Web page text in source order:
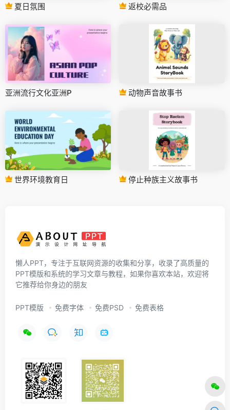
夏日氛围 返校必需品
亚洲流行文化亚洲P 动物声音故事书
世界环境教育日 停止种族主义故事书
懒人PPT，专注于互联网资源的收集和分享，收录了高质量的
PPT模版和系统的学习文章与教程，如果你喜欢本站，欢迎将
它推荐给你身边的朋友
PPT模版 免费字体 免费PSD 免费表格